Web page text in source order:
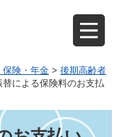
保険・年金 > 後期高齢者
替による保険料のお支払